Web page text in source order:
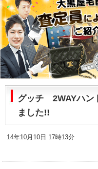
グッチ 2WAYハン
ました!!
14年10月10日 17時13分